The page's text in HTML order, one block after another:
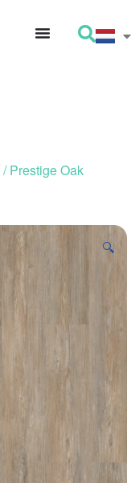
/ Prestige Oak
🔍